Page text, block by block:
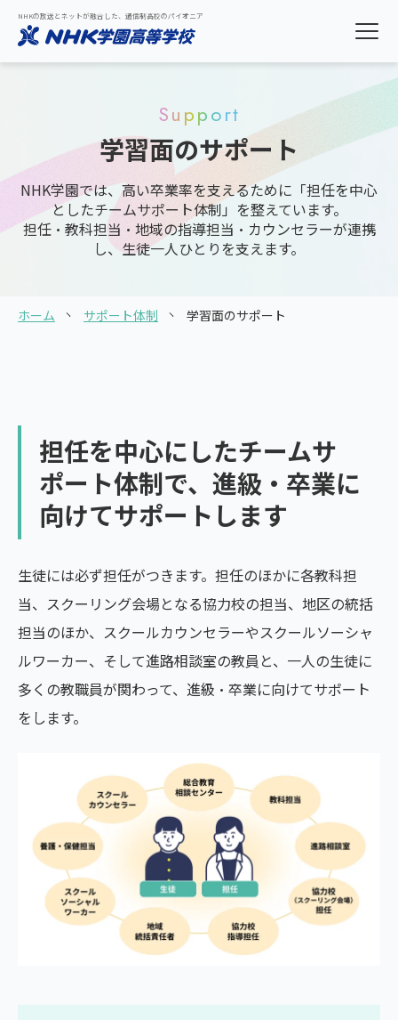
NHKの放送とネットが融合した、通信制高校のパイオニア
Support
学習面のサポート
NHK学園では、高い卒業率を支えるために「担任を中心
としたチームサポート体制」を整えています。
担任・教科担当・地域の指導担当・カウンセラーが連携
し、生徒一人ひとりを支えます。
ホーム サポート体制 学習面のサポート
担任を中心にしたチームサ
ポート体制で、進級・卒業に
向けてサポートします
生徒には必ず担任がつきます。担任のほかに各教科担
当、スクーリング会場となる協力校の担当、地区の統括
担当のほか、スクールカウンセラーやスクールソーシャ
ルワーカー、そして進路相談室の教員と、一人の生徒に
多くの教職員が関わって、進級・卒業に向けてサポート
をします。